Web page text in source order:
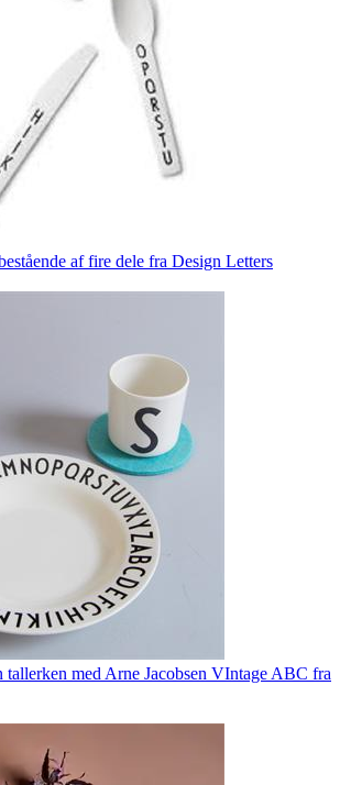
af fire dele fra Design Letters
tallerken med Arne Jacobsen VIntage ABC fra